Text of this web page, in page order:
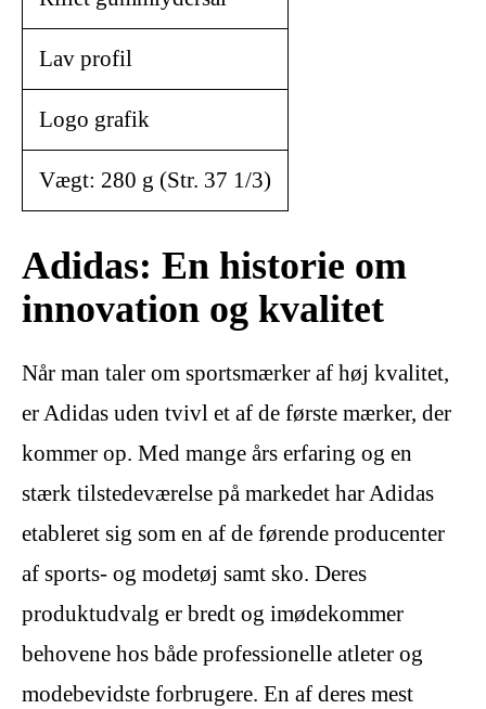
Lav profil
Logo grafik
Vægt: 280 g (Str. 37 1/3)
Adidas: En historie om
innovation og kvalitet
Når man taler om sportsmærker af høj kvalitet,
er Adidas uden tvivl et af de første mærker, der
kommer op. Med mange års erfaring og en
stærk tilstedeværelse på markedet har Adidas
etableret sig som en af ​​de førende producenter
af sports- og modetøj samt sko. Deres
produktudvalg er bredt og imødekommer
behovene hos både professionelle atleter og
modebevidste forbrugere. En af deres mest